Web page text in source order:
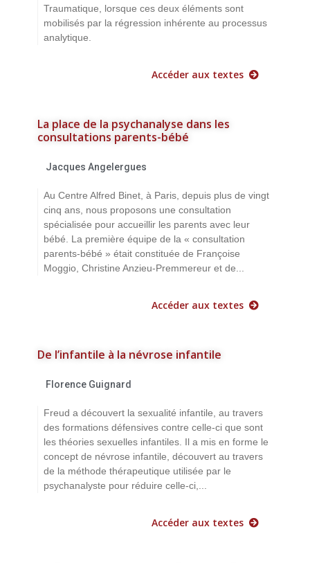
Traumatique, lorsque ces deux éléments sont
mobilisés par la régression inhérente au processus
analytique.
Accéder aux textes
La place de la psychanalyse dans les
consultations parents-bébé
Jacques Angelergues
Au Centre Alfred Binet, à Paris, depuis plus de vingt
cinq ans, nous proposons une consultation
spécialisée pour accueillir les parents avec leur
bébé. La première équipe de la « consultation
parents-bébé » était constituée de Françoise
Moggio, Christine Anzieu-Premmereur et de...
Accéder aux textes
De l’infantile à la névrose infantile
Florence Guignard
Freud a découvert la sexualité infantile, au travers
des formations défensives contre celle-ci que sont
les théories sexuelles infantiles. Il a mis en forme le
concept de névrose infantile, découvert au travers
de la méthode thérapeutique utilisée par le
psychanalyste pour réduire celle-ci,...
Accéder aux textes